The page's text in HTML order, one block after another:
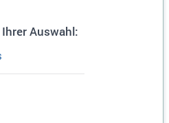
Auswahl: